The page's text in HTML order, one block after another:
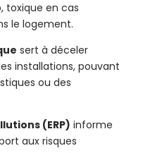
toxique en cas
le logement.
sert à déceler
installations, pouvant
ou des
(ERP) informe
aux risques